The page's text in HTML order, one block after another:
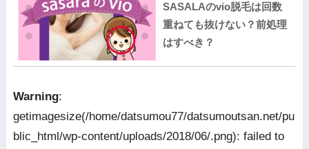
SASALAのvio脱毛は回数
重ねても抜けない？前処理
はすべき？
Warning:
getimagesize(/home/datsumou77/datsumoutsan.net/pu
blic_html/wp-content/uploads/2018/06/.png): failed to